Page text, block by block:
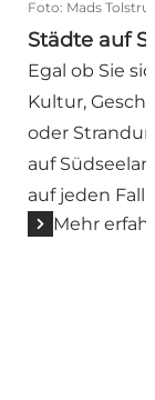
Foto: Mads
Städte auf
Egal ob Sie
Kultur,
oder
auf
auf jeden Fall
Mehr